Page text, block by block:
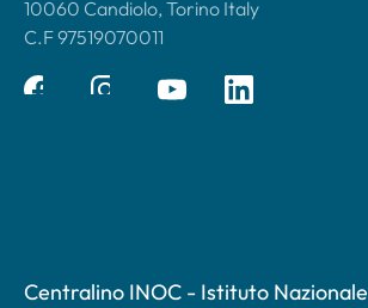
10060 Candiolo, Torino Italy
C.F 97519070011
Centralino INOC - Istituto